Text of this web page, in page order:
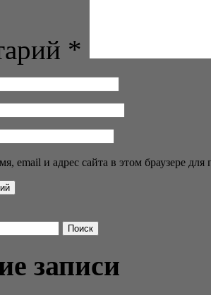
*
email и адрес сайта в этом браузере
записи